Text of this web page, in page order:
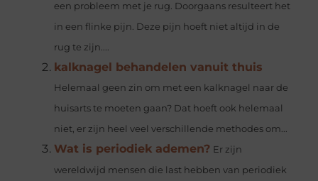
een probleem met je rug. Doorgaans resulteert het
in een flinke pijn. Deze pijn hoeft niet altijd in de
rug te zijn....
kalknagel behandelen vanuit thuis
Helemaal geen zin om met een kalknagel naar de
huisarts te moeten gaan? Dat hoeft ook helemaal
niet, er zijn heel veel verschillende methodes om...
Wat is periodiek ademen? Er zijn
wereldwijd mensen die last hebben van periodiek